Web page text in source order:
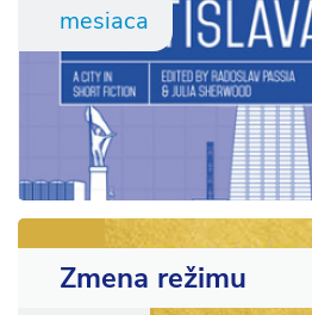
mesiaca
Zmena režimu